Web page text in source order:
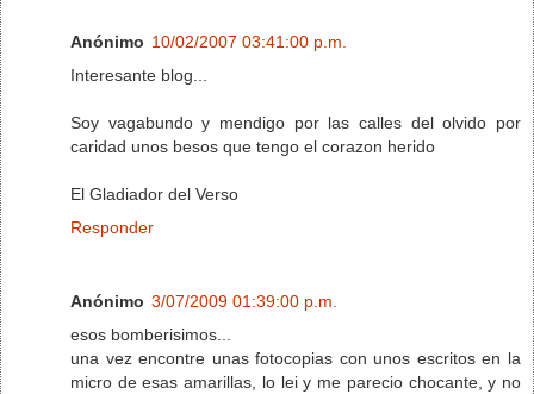
Anónimo 10/02/2007 03:41:00 p.m.
Interesante blog...
Soy vagabundo y mendigo por las calles del olvido por
caridad unos besos que tengo el corazon herido
El Gladiador del Verso
Responder
Anónimo 3/07/2009 01:39:00 p.m.
esos bomberisimos...
una vez encontre unas fotocopias con unos escritos en la
micro de esas amarillas, lo lei y me parecio chocante, y no